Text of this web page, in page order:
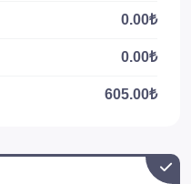
0.00₺
0.00₺
605.00₺